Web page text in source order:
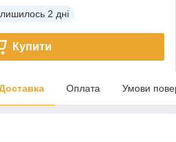
2 дні
Купити
Оплата Умови